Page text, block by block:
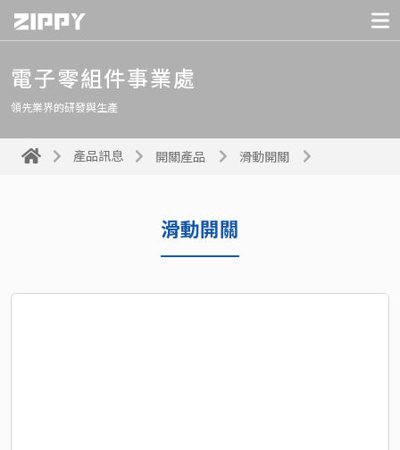
電子零組件事業處
領先業界的研發與生產
產品訊息 開關產品 滑動開關
滑動開關